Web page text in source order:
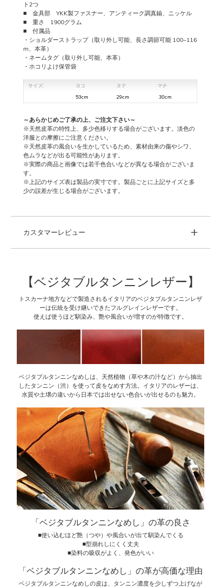
ト2つ
■ 金具部 YKK製ファスナー、アンティーク調真鍮、ニッケル
■ 重さ 1900グラム
■ 付属品
・ショルダーストラップ（取り外し可能、長さ調節可能 100~116
m、本革）
・ネームタグ（取り外し可能、本革）
・ホコリよけ保管袋
サイズ: ヨコ タテ
マチ
53cm
29cm 30cm
～あらかじめご了承の上、ご注文下さい～
※天然皮革の特性上、多少色移りする場合がございます。淡色の
洋服との摩擦にご注意ください。
※天然皮革の風合いを生かしているため、素材由来の傷やシワ、
色ムラなどが出る可能性があります。
※実際の商品と画像では若干色合いなどが異なる場合がございま
す。
※上記のサイズ表は製品の実寸です。製品ごとに上記サイズと多
少の誤差が生じる場合がございます。
カスタマーレビュー +
【ベジタブルタンニンレザー】
トスカーナ地方などで製造されるイタリアのベジタブルタンニンレザ
ーは伝統を受け継いできたフルグレインレザーです。
使えば使うほど馴染み、艶や風合いが増すのが特徴です。
ベジタブルタンニンなめしは、天然植物（草や木の汁など）から抽出
したタンニン（渋）を使って皮をなめす方法。イタリアのレザーは、
水質や土壌の違いから日本では出せない色合いが出せるのも魅力。
「ベジタブルタンニンなめし」の革の良さ
■使い込むほど艶（つや）や風合いが出て馴染んでくる
■型崩れしにくく丈夫
■染料の吸収がよく、発色がいい
「ベジタブルタンニンなめし」の革が高価な理由
ベジタブルタンニンなめしの皮は、タンニン濃度を少しずつ上げなが